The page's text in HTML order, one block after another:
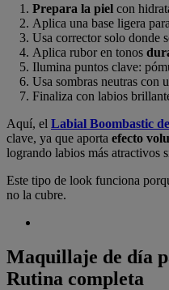
Prepara la piel con
Aplica una base ligera
Usa corrector solo donde
Aplica rubor en tonos
Ilumina puntos clave:
Usa sombras neutras con
Finaliza con labios
Aquí, el Labial Boombastic
clave, ya que aporta efecto
logrando labios más atractivos
Este tipo de look funciona
no la cubre.
Maquillaje de día
Rutina completa